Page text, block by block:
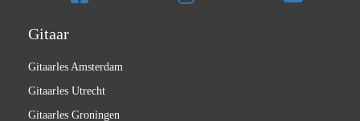
Gitaar
Gitaarles Amsterdam
Gitaarles Utrecht
Gitaarles Groningen